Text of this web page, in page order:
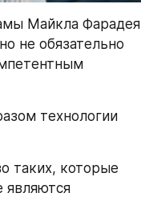
Майкла Фарадея
не обязательно
технологии
таких, которые
являются